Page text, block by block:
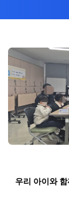
우리 아이와